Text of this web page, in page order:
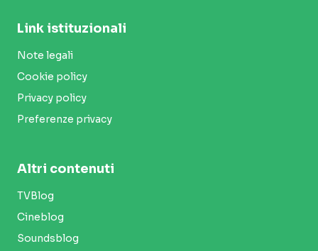
Link istituzionali
Note legali
Cookie policy
Privacy policy
Preferenze privacy
Altri contenuti
TVBlog
Cineblog
Soundsblog